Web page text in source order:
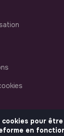
pour
en